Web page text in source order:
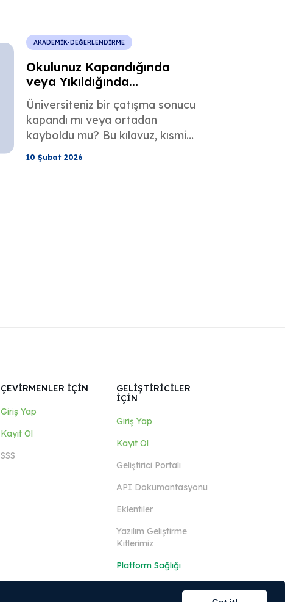
nasıl kaçınacağınızı ve geçerli
değerlendirmenizi mümkün olan
en kısa sürede nasıl alacağınızı
keşfedin.
AKADEMİK-DEĞERLENDİRME
Okulunuz Kapandığında
veya Yıkıldığında
Diplomanızı Nasıl
Kanıtlayabilirsiniz?
Üniversiteniz bir çatışma sonucu
kapandı mı veya ortadan
kayboldu mu? Bu kılavuz, kısmi
kanıtları kullanarak diplomanızı
nasıl değerlendireceğinizi ve
10 Şubat 2026
ÇEVİRMENLER İÇİN
Giriş Yap
Kayıt Ol
SSS
GELİŞTİRİCİLER
İÇİN
Giriş Yap
Kayıt Ol
Geliştirici Portalı
API Dokümantasyonu
Eklentiler
Yazılım Geliştirme
Kitlerimiz
Platform Sağlığı